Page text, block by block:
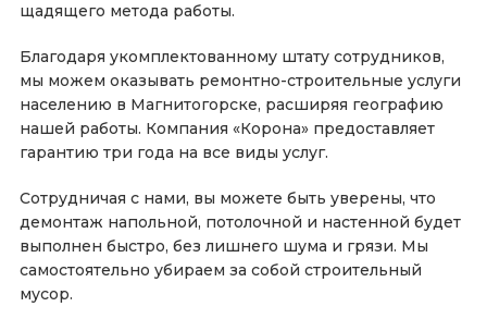
щадящего метода работы.
Благодаря укомплектованному штату сотрудников,
мы можем оказывать ремонтно-строительные услуги
населению в Магнитогорске, расширяя географию
нашей работы. Компания «Корона» предоставляет
гарантию три года на все виды услуг.
Сотрудничая с нами, вы можете быть уверены, что
демонтаж напольной, потолочной и настенной будет
выполнен быстро, без лишнего шума и грязи. Мы
самостоятельно убираем за собой строительный
мусор.